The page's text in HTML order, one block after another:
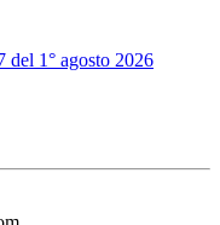
1° agosto 2026